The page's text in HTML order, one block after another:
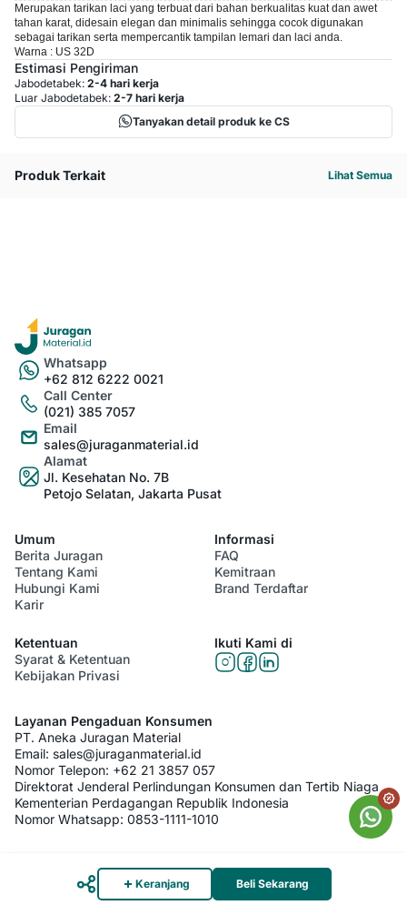
Merupakan tarikan laci yang terbuat dari bahan berkualitas kuat dan awet
tahan karat, didesain elegan dan minimalis sehingga cocok digunakan
sebagai tarikan serta mempercantik tampilan lemari dan laci anda.
Warna : US 32D
Estimasi Pengiriman
Jabodetabek: 2-4 hari kerja
Luar Jabodetabek: 2-7 hari kerja
Tanyakan detail produk ke CS
Produk Terkait Lihat Semua
Whatsapp
+62 812 6222 0021
Call Center
(021) 385 7057
Email
sales@juraganmaterial.id
Alamat
Jl. Kesehatan No. 7B
Petojo Selatan, Jakarta Pusat
Umum
Berita Juragan
Tentang Kami
Hubungi Kami
Karir
Informasi
FAQ
Kemitraan
Brand Terdaftar
Ketentuan
Syarat & Ketentuan
Kebijakan Privasi
Ikuti Kami di
Layanan Pengaduan Konsumen
PT. Aneka Juragan Material
Email: sales@juraganmaterial.id
Nomor Telepon: +62 21 3857 057
Direktorat Jenderal Perlindungan Konsumen dan Tertib Niaga
Kementerian Perdagangan Republik Indonesia
Nomor Whatsapp: 0853-1111-1010
Keranjang Beli Sekarang